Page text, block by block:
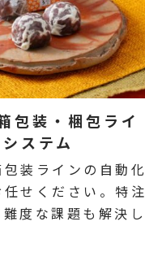
包装・梱包ライ
ステム
装ラインの自動化
せください。特注
度な課題も解決し